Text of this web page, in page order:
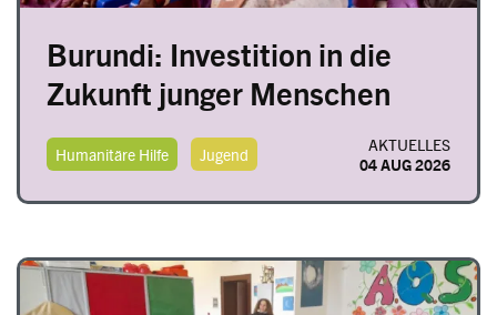
Burundi: Investition in die
Zukunft junger Menschen
Humanitäre Hilfe Jugend
AKTUELLES
04 AUG 2026
Image